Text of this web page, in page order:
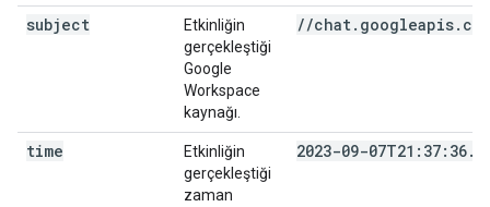
subject
Etkinliğin
gerçekleştiği
Google
Workspace
kaynağı.
//chat.googleapis.com/
time
Etkinliğin
gerçekleştiği
zaman
2023-09-